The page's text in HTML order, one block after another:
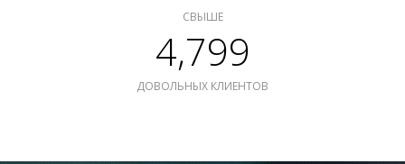
СВЫШЕ
4,799
ДОВОЛЬНЫХ КЛИЕНТОВ